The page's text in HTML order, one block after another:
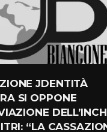
JDENTITÀ
SI OPPONE
“LA